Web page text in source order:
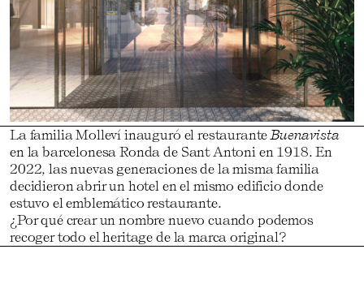
La familia Molleví inauguró el restauranteBuenavista
en la barcelonesa Ronda de Sant Antoni en 1918. En
2022, las nuevas generaciones de la misma familia
decidieron abrir un hotel en el mismo edificio donde
estuvo el emblemático restaurante.
¿Por qué crear un nombre nuevo cuando podemos
recoger todo el heritage de la marca original?